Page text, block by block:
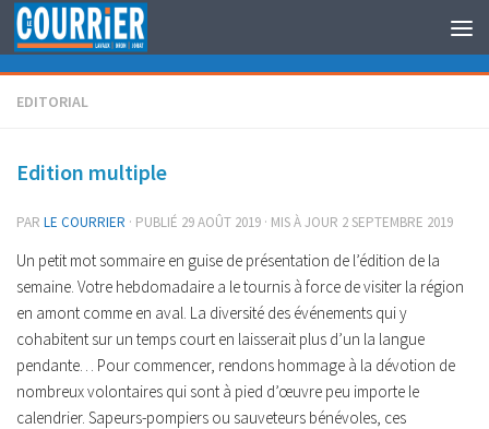
Au dessous du contenu
EDITORIAL
Edition multiple
PAR LE COURRIER · PUBLIÉ 29 AOÛT 2019 · MIS À JOUR 2 SEPTEMBRE 2019
Un petit mot sommaire en guise de présentation de l’édition de la
semaine. Votre hebdomadaire a le tournis à force de visiter la région
en amont comme en aval. La diversité des événements qui y
cohabitent sur un temps court en laisserait plus d’un la langue
pendante… Pour commencer, rendons hommage à la dévotion de
nombreux volontaires qui sont à pied d’œuvre peu importe le
calendrier. Sapeurs-pompiers ou sauveteurs bénévoles, ces